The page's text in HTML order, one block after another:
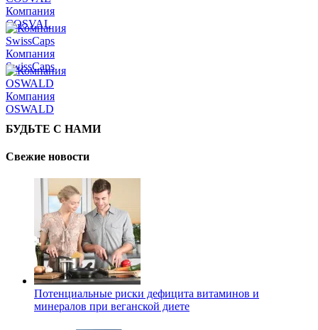
Компания
COSVAL
Компания
SwissCaps
Компания
OSWALD
БУДЬТЕ С НАМИ
Свежие новости
Потенциальные риски дефицита витаминов и
минералов при веганской диете